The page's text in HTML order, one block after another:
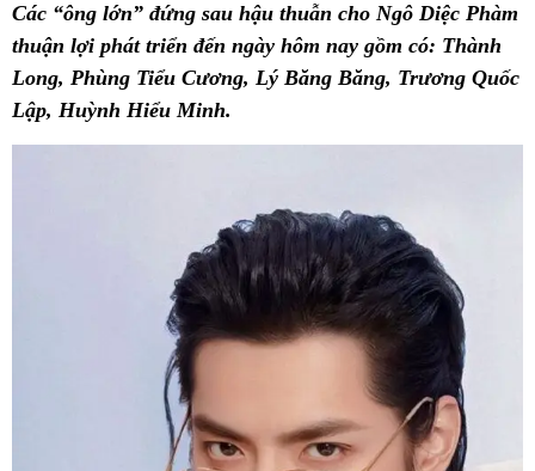
Các “ông lớn” đứng sau hậu thuẫn cho Ngô Diệc Phàm
thuận lợi phát triển đến ngày hôm nay gồm có: Thành
Long, Phùng Tiểu Cương, Lý Băng Băng, Trương Quốc
Lập, Huỳnh Hiểu Minh.